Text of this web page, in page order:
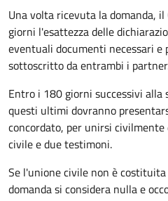
Una volta ricevuta la domanda,
giorni l'esattezza delle
eventuali documenti necessari e
sottoscritto da entrambi i
Entro i 180 giorni successivi alla
questi ultimi dovranno
concordato, per unirsi civilmente
civilee due testimoni.
Se l'unione civile non è
domanda si considera nulla e